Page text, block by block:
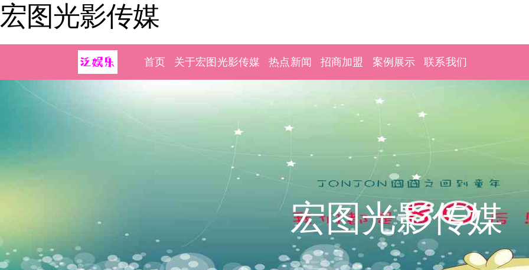
宏图光影传媒
首页 关于宏图光影传媒 热点新闻 招商加盟 案例展示 联系我们
宏图光影传媒